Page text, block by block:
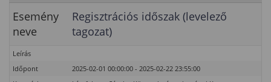
Esemény
neve
Regisztrációs időszak (levelező
tagozat)
Leírás
Időpont
2025-02-01 00:00:00 - 2025-02-22 23:55:00